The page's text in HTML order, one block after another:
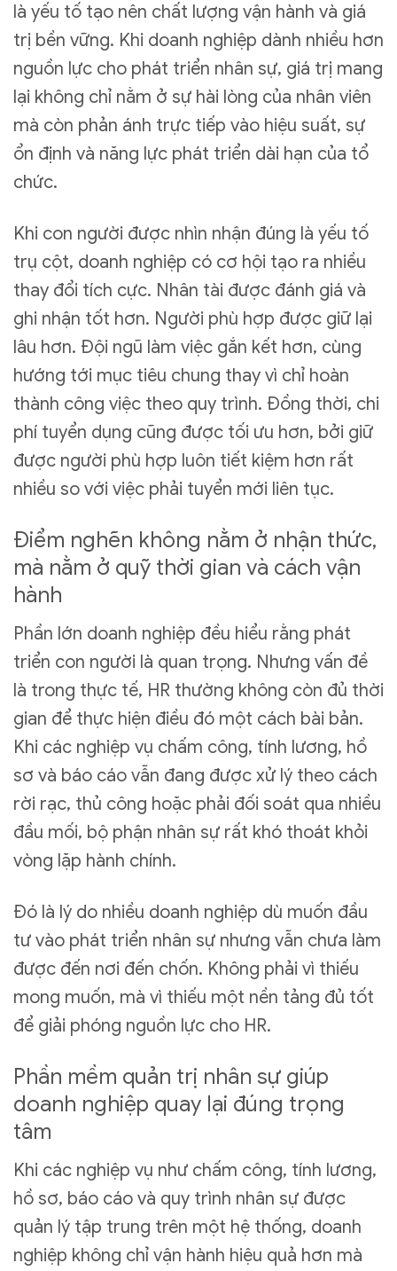
là yếu tố tạo nên chất lượng vận hành và giá
trị bền vững. Khi doanh nghiệp dành nhiều hơn
nguồn lực cho phát triển nhân sự, giá trị mang
lại không chỉ nằm ở sự hài lòng của nhân viên
mà còn phản ánh trực tiếp vào hiệu suất, sự
ổn định và năng lực phát triển dài hạn của tổ
chức.
Khi con người được nhìn nhận đúng là yếu tố
trụ cột, doanh nghiệp có cơ hội tạo ra nhiều
thay đổi tích cực. Nhân tài được đánh giá và
ghi nhận tốt hơn. Người phù hợp được giữ lại
lâu hơn. Đội ngũ làm việc gắn kết hơn, cùng
hướng tới mục tiêu chung thay vì chỉ hoàn
thành công việc theo quy trình. Đồng thời, chi
phí tuyển dụng cũng được tối ưu hơn, bởi giữ
được người phù hợp luôn tiết kiệm hơn rất
nhiều so với việc phải tuyển mới liên tục.
Điểm nghẽn không nằm ở nhận thức,
mà nằm ở quỹ thời gian và cách vận
hành
Phần lớn doanh nghiệp đều hiểu rằng phát
triển con người là quan trọng. Nhưng vấn đề
là trong thực tế, HR thường không còn đủ thời
gian để thực hiện điều đó một cách bài bản.
Khi các nghiệp vụ chấm công, tính lương, hồ
sơ và báo cáo vẫn đang được xử lý theo cách
rời rạc, thủ công hoặc phải đối soát qua nhiều
đầu mối, bộ phận nhân sự rất khó thoát khỏi
vòng lặp hành chính.
Đó là lý do nhiều doanh nghiệp dù muốn đầu
tư vào phát triển nhân sự nhưng vẫn chưa làm
được đến nơi đến chốn. Không phải vì thiếu
mong muốn, mà vì thiếu một nền tảng đủ tốt
để giải phóng nguồn lực cho HR.
Phần mềm quản trị nhân sự giúp
doanh nghiệp quay lại đúng trọng
tâm
Khi các nghiệp vụ như chấm công, tính lương,
hồ sơ, báo cáo và quy trình nhân sự được
quản lý tập trung trên một hệ thống, doanh
nghiệp không chỉ vận hành hiệu quả hơn mà